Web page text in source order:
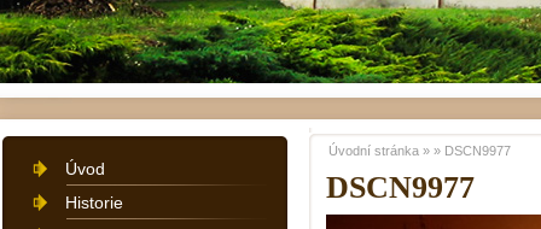
DSCN9977
Úvodní stránka » » DSCN9977
Úvod
Historie